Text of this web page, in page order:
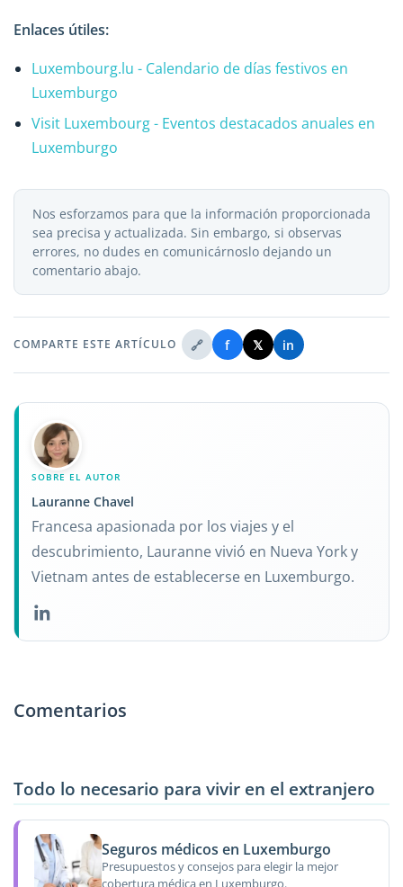
Enlaces útiles:
Luxembourg.lu - Calendario de días festivos en
Luxemburgo
Visit Luxembourg - Eventos destacados anuales en
Luxemburgo
Nos esforzamos para que la información proporcionada
sea precisa y actualizada. Sin embargo, si observas
errores, no dudes en comunicárnoslo dejando un
comentario abajo.
COMPARTE ESTE ARTÍCULO 🔗 f 𝕏 in
SOBRE EL AUTOR
Lauranne Chavel
Francesa apasionada por los viajes y el
descubrimiento, Lauranne vivió en Nueva York y
Vietnam antes de establecerse en Luxemburgo.
Comentarios
Todo lo necesario para vivir en el extranjero
Seguros médicos en Luxemburgo
Presupuestos y consejos para elegir la mejor